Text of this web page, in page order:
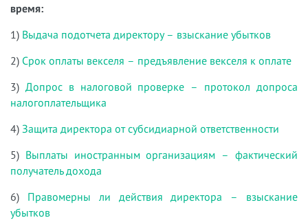
время:
1) Выдача подотчета директору – взыскание убытков
2) Срок оплаты векселя – предъявление векселя к оплате
3) Допрос в налоговой проверке – протокол допроса
налогоплательщика
4) Защита директора от субсидиарной ответственности
5) Выплаты иностранным организациям – фактический
получатель дохода
6) Правомерны ли действия директора – взыскание
убытков